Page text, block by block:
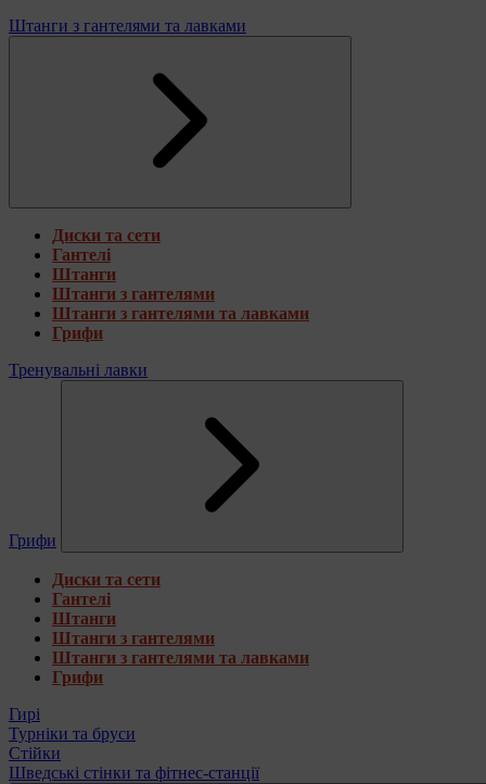
Штанги з гантелями та лавками
Диски та сети
Гантелі
Штанги
Штанги з гантелями
Штанги з гантелями та лавками
Грифи
Тренувальні лавки
Грифи
Диски та сети
Гантелі
Штанги
Штанги з гантелями
Штанги з гантелями та лавками
Грифи
Гирі
Турніки та бруси
Стійки
Шведські стінки та фітнес-станції